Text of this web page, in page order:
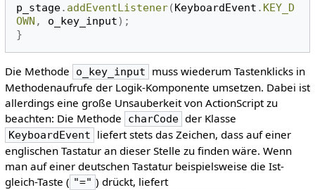
p_stage. addEventListener(KeyboardEvent . KEY_D
OWN , o_key_input);
}
Die Methode o_key_input
muss wiederum Tastenklicks in
Methodenaufrufe der Logik-Komponente umsetzen. Dabei ist
allerdings eine große Unsauberkeit von ActionScript zu
beachten: Die Methode
charCode der Klasse
KeyboardEvent
liefert stets das Zeichen, dass auf einer
englischen Tastatur an dieser Stelle zu finden wäre. Wenn
man auf einer deutschen Tastatur beispielsweise die Ist-
gleich-Taste ( "=" ) drückt, liefert